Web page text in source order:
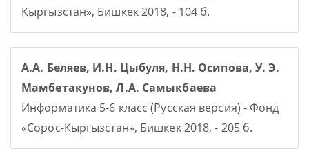
Кыргызстан», Бишкек 2018, - 104 б.
А.А. Беляев, И.Н. Цыбуля, Н.Н. Осипова, У. Э.
Мамбетакунов, Л.А. Самыкбаева
Информатика 5-6 класс (Русская версия) - Фонд
«Сорос-Кыргызстан», Бишкек 2018, - 205 б.